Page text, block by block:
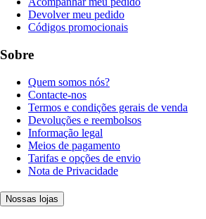
Devolver meu pedido
Códigos promocionais
Sobre
Quem somos nós?
Contacte-nos
Termos e condições gerais de venda
Devoluções e reembolsos
Informação legal
Meios de pagamento
Tarifas e opções de envio
Nota de Privacidade
Nossas lojas